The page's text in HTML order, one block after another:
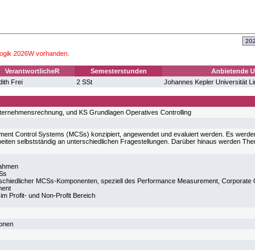
2026W vorhanden.
VerantwortlicheR Semesterstunden
Anbietende
Frei 2 SSt Johannes Kepler Universität
und KS Grundlagen Operatives Controlling
Control Systems (MCSs) konzipiert, angewendet und evaluiert werden. Es
selbstständig an unterschiedlichen Fragestellungen. Darüber hinaus werden
MCSs-Komponenten, speziell des Performance Measurement, Corporate
Profit- und Non-Profit Bereich